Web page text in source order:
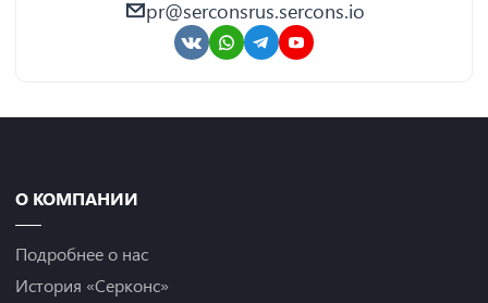
pr@serconsrus.sercons.io
О КОМПАНИИ
Подробнее о нас
История «Серконс»